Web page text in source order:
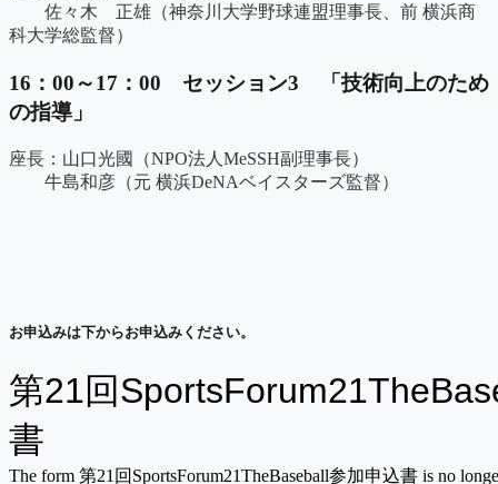
佐々木 正雄（神奈川大学野球連盟理事長、前 横浜商
科大学総監督）
16：00～17：00 セッション3 「技術向上のため
の指導」
座長：山口光國（NPO法人MeSSH副理事長）
牛島和彦（元 横浜DeNAベイスターズ監督）
お申込みは下からお申込みください。